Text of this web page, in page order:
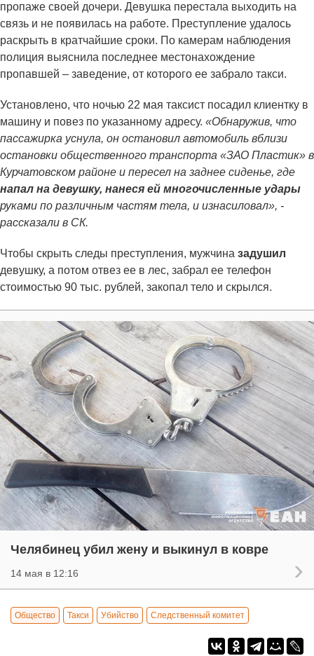
пропаже своей дочери. Девушка перестала выходить на
связь и не появилась на работе. Преступление удалось
раскрыть в кратчайшие сроки. По камерам наблюдения
полиция выяснила последнее местонахождение
пропавшей – заведение, от которого ее забрало такси.
Установлено, что ночью 22 мая таксист посадил клиентку в
машину и повез по указанному адресу. «Обнаружив, что
пассажирка уснула, он остановил автомобиль вблизи
остановки общественного транспорта «ЗАО Пластик» в
Курчатовском районе и пересел на заднее сиденье, где
напал на девушку, нанеся ей многочисленные удары
руками по различным частям тела, и изнасиловал», -
рассказали в СК.
Чтобы скрыть следы преступления, мужчина задушил
девушку, а потом отвез ее в лес, забрал ее телефон
стоимостью 90 тыс. рублей, закопал тело и скрылся.
Челябинец убил жену и выкинул в ковре
14 мая в 12:16
Общество Такси Убийство Следственный комитет